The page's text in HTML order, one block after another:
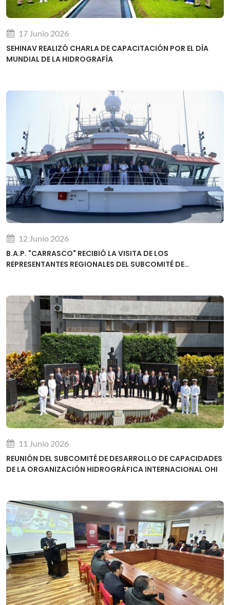
17 Junio 2026
SEHINAV REALIZÓ CHARLA DE CAPACITACIÓN POR EL DÍA
MUNDIAL DE LA HIDROGRAFÍA
12 Junio 2026
B.A.P. "CARRASCO" RECIBIÓ LA VISITA DE LOS
REPRESENTANTES REGIONALES DEL SUBCOMITÉ DE
11 Junio 2026
REUNIÓN DEL SUBCOMITÉ DE DESARROLLO DE CAPACIDADES
DE LA ORGANIZACIÓN HIDROGRÁFICA INTERNACIONAL OHI